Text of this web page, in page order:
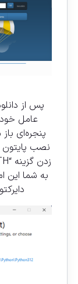
پس از
عامل
پنجره‌ای
نصب پایتون
به شما این